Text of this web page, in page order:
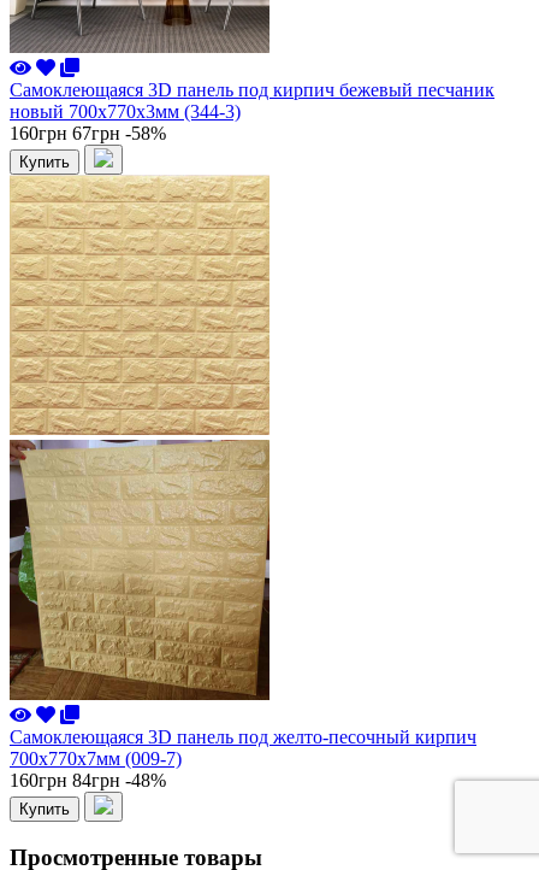
Самоклеющаяся 3D панель под кирпич бежевый песчаник
новый 700x770x3мм (344-3)
160грн 67грн -58%
Купить
Самоклеющаяся 3D панель под желто-песочный кирпич
700x770x7мм (009-7)
160грн 84грн -48%
Купить
Просмотренные товары